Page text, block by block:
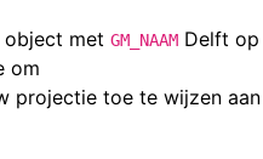
met GM_NAAM Delft op
om
projectie toe te wijzen